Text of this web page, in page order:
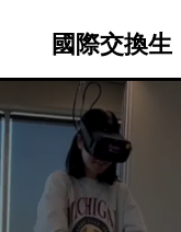
國際交換生